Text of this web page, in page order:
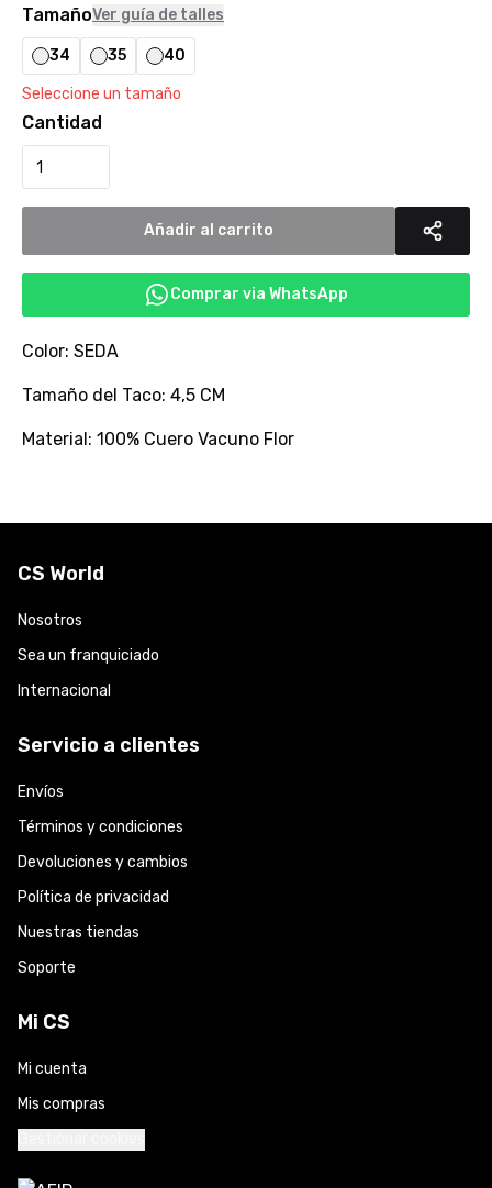
TamañoVer guía de talles
34 35 40
Seleccione un tamaño
Cantidad
Añadir al carrito
Comprar via WhatsApp
Color: SEDA
Tamaño del Taco: 4,5 CM
Material: 100% Cuero Vacuno Flor
CS World
Nosotros
Sea un franquiciado
Internacional
Servicio a clientes
Envíos
Términos y condiciones
Devoluciones y cambios
Política de privacidad
Nuestras tiendas
Soporte
Mi CS
Mi cuenta
Mis compras